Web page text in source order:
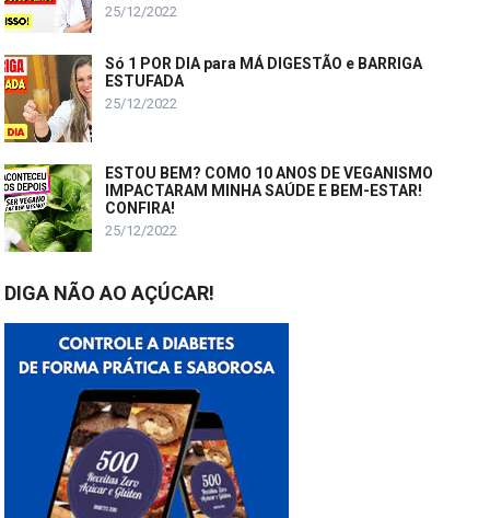
25/12/2022
Só 1 POR DIA para MÁ DIGESTÃO e BARRIGA
ESTUFADA
25/12/2022
ESTOU BEM? COMO 10 ANOS DE VEGANISMO
IMPACTARAM MINHA SAÚDE E BEM-ESTAR!
CONFIRA!
25/12/2022
DIGA NÃO AO AÇÚCAR!